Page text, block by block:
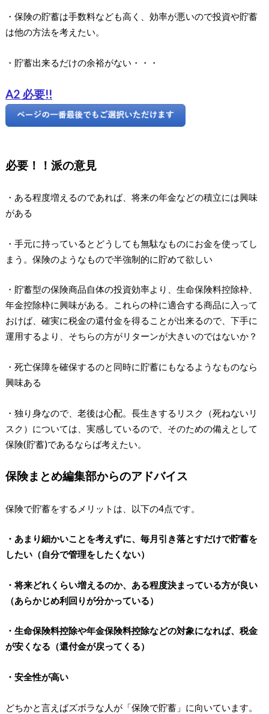
・保険の貯蓄は手数料なども高く、効率が悪いので投資や貯蓄
は他の方法を考えたい。
・貯蓄出来るだけの余裕がない・・・
A2 必要!!
必要！！派の意見
・ある程度増えるのであれば、将来の年金などの積立には興味
がある
・手元に持っているとどうしても無駄なものにお金を使ってし
まう。保険のようなもので半強制的に貯めて欲しい
・貯蓄型の保険商品自体の投資効率より、生命保険料控除枠、
年金控除枠に興味がある。これらの枠に適合する商品に入って
おけば、確実に税金の還付金を得ることが出来るので、下手に
運用するより、そちらの方がリターンが大きいのではないか？
・死亡保障を確保するのと同時に貯蓄にもなるようなものなら
興味ある
・独り身なので、老後は心配。長生きするリスク（死ねないリ
スク）については、実感しているので、そのための備えとして
保険(貯蓄)であるならば考えたい。
保険まとめ編集部からのアドバイス
保険で貯蓄をするメリットは、以下の4点です。
・あまり細かいことを考えずに、毎月引き落とすだけで貯蓄を
したい（自分で管理をしたくない）
・将来どれくらい増えるのか、ある程度決まっている方が良い
（あらかじめ利回りが分かっている）
・生命保険料控除や年金保険料控除などの対象になれば、税金
が安くなる（還付金が戻ってくる）
・安全性が高い
どちかと言えばズボラな人が「保険で貯蓄」に向いています。